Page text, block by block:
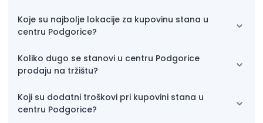
Koje su najbolje lokacije za kupovinu stana u
centru Podgorice?
Koliko dugo se stanovi u centru Podgorice
prodaju na tržištu?
Koji su dodatni troškovi pri kupovini stana u
centru Podgorice?